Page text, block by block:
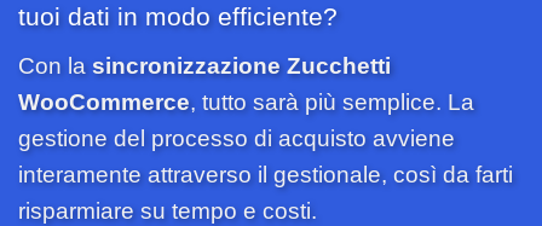
tuoi dati in modo efficiente?
Con lasincronizzazione Zucchetti
WooCommerce, tutto sarà più semplice. La
gestione del processo di acquisto avviene
interamente attraverso il gestionale, così da farti
risparmiare su tempo e costi.